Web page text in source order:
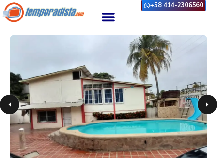
+58 414-2306560